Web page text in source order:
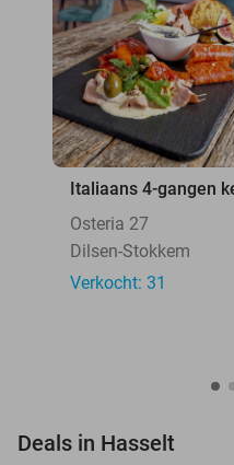
Italiaans 4-gangen
Osteria 27
Dilsen-Stokkem
Verkocht: 31
Deals in Hasselt